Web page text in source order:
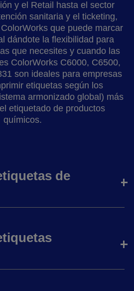
y el Retail hasta el sector
sanitaria y el ticketing,
que puede marcar
dándote la flexibilidad para
que necesites y cuando las
ColorWorks C6000, C6500,
son ideales para empresas
etiquetas según los
armonizado global) más
etiquetado de productos
químicos.
de